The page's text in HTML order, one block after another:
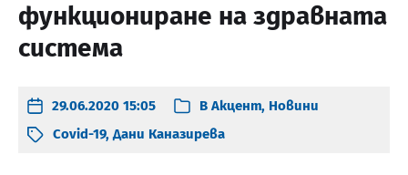
функциониране на здравната
система
29.06.2020 15:05 В Акцент, Новини
Covid-19,Дани Каназирева